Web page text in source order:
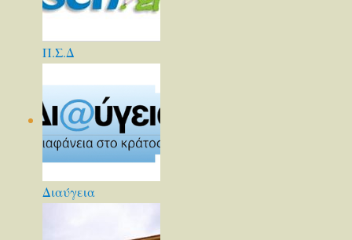
Π.Σ.Δ
Διαύγεια